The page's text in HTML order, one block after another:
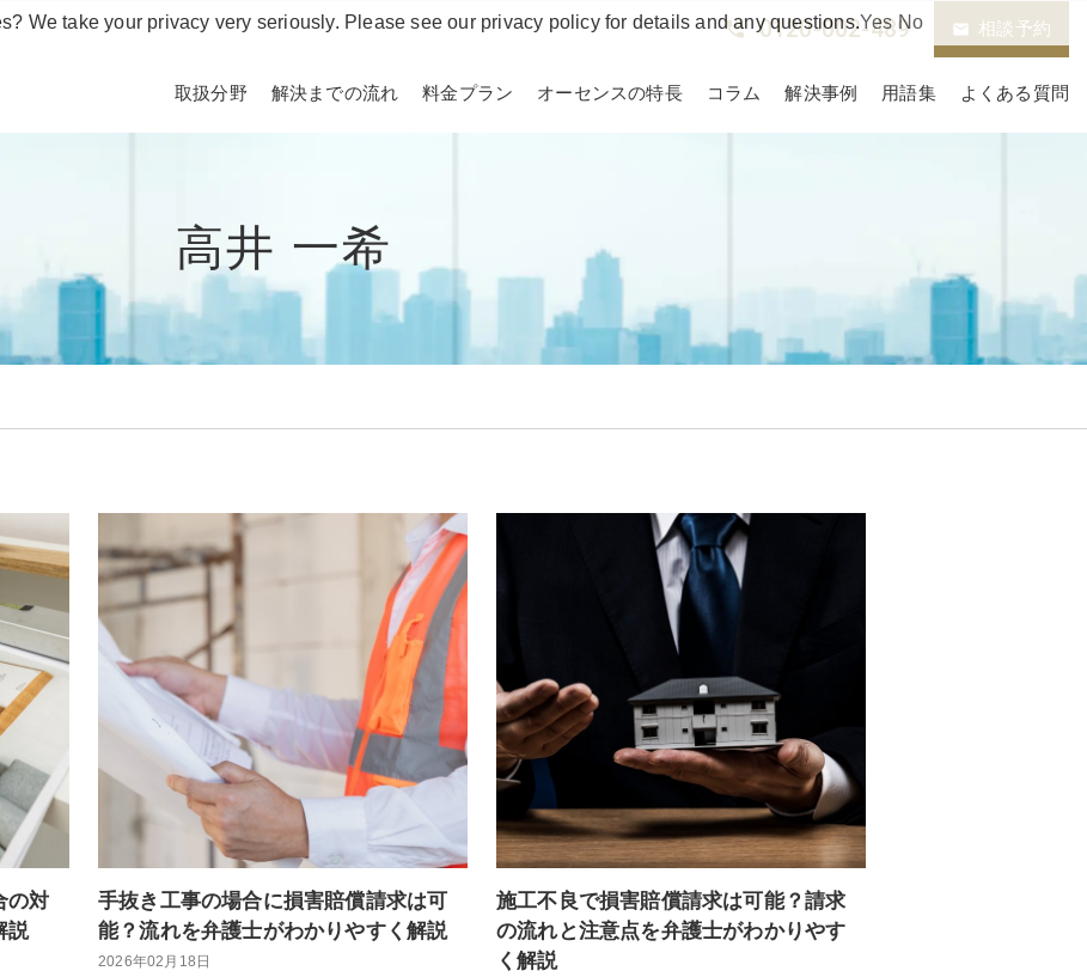
phone_in_talk 0120-002-489 email 相談予約
取扱分野 解決までの流れ 料金プラン オーセンスの特長 コラム 解決事例 用語集 よくある質問
高井 一希
の対
説
手抜き工事の場合に損害賠償請求は可
能？流れを弁護士がわかりやすく解説
2026年02月18日
施工不良で損害賠償請求は可能？請求
の流れと注意点を弁護士がわかりやす
く解説
We take your privacy very seriously. Please see our privacy policy for details and any questions.Yes No